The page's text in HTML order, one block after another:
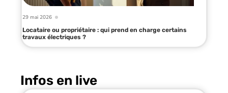
29 mai 2026
Locataire ou propriétaire : qui prend en charge certains
travaux électriques ?
Infos en live